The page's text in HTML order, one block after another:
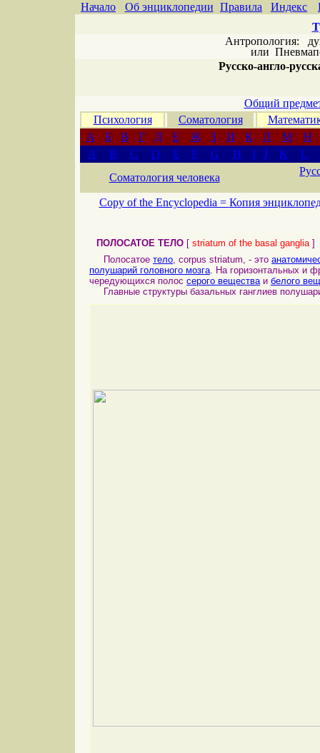
Начало Об энциклопедии Правила Индекс
Антропология:
или
Русско-англо-
Общий
Психология
Соматология
А
Б В Г Д Е Ж З И К Л М
Н
A
B C D E F G H I J K
L
Соматология человека
Copy of the Encyclopedia = Копия
ПОЛОСАТОЕ ТЕЛО [ striatum of the basal ganglia]
Полосатое тело, corpus striatum, - это
полушарий головного мозга. На горизонтальных и
чередующихся полос серого веществаи белого
Главные структуры базальных ганглиев